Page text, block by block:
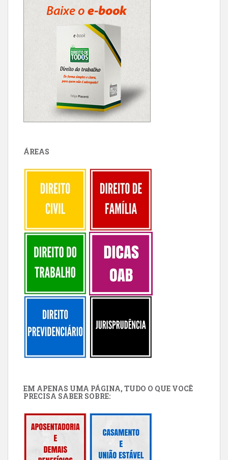
ÁREAS
EM APENAS UMA PÁGINA, TUDO O QUE VOCÊ
PRECISA SABER SOBRE: